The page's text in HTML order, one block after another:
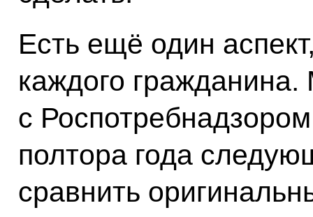
Есть ещё один
каждого
с
полтора года
сравнить